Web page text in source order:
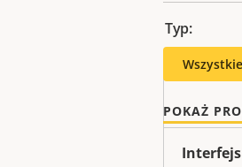
Interfejs
Typ:
Wszystkie
POKAŻ